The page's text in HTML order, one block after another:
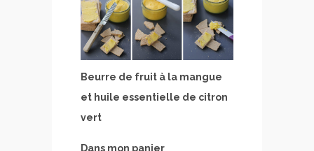
Beurre de fruit à la mangue
et huile essentielle de citron
vert
Dans mon panier